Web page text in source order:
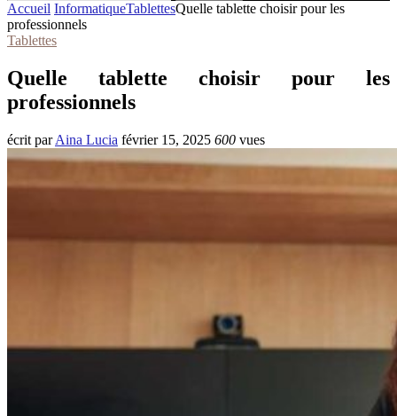
Accueil InformatiqueTablettesQuelle tablette choisir pour les
professionnels
Tablettes
Quelle tablette choisir pour les
professionnels
écrit parAina Lucia février 15, 2025 600 vues